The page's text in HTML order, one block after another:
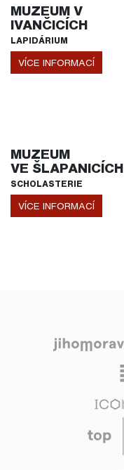
MUZEUM V
IVANČICÍCH
LAPIDÁRIUM
VÍCE INFORMACÍ
MUZEUM
VE ŠLAPANICÍCH
SCHOLASTERIE
VÍCE INFORMACÍ